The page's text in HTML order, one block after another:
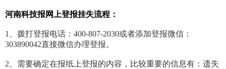
河南科技报网上登报挂失流程：
1、拨打登报电话：400-807-2030或者添加登报微信：
303890042直接微信办理登报。
2、需要确定在报纸上登报的内容，比较重要的信息有：遗失